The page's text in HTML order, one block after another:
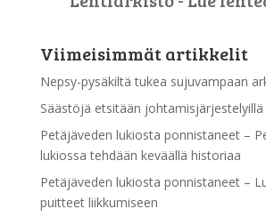
Viimeisimmät artikkelit
Nepsy-pysäkiltä tukea sujuvampaan
Säästöjä etsitään johtamisjärjestelyillä
Petäjäveden lukiosta ponnistaneet –
lukiossa tehdään keväällä historiaa
Petäjäveden lukiosta ponnistaneet –
puitteet liikkumiseen